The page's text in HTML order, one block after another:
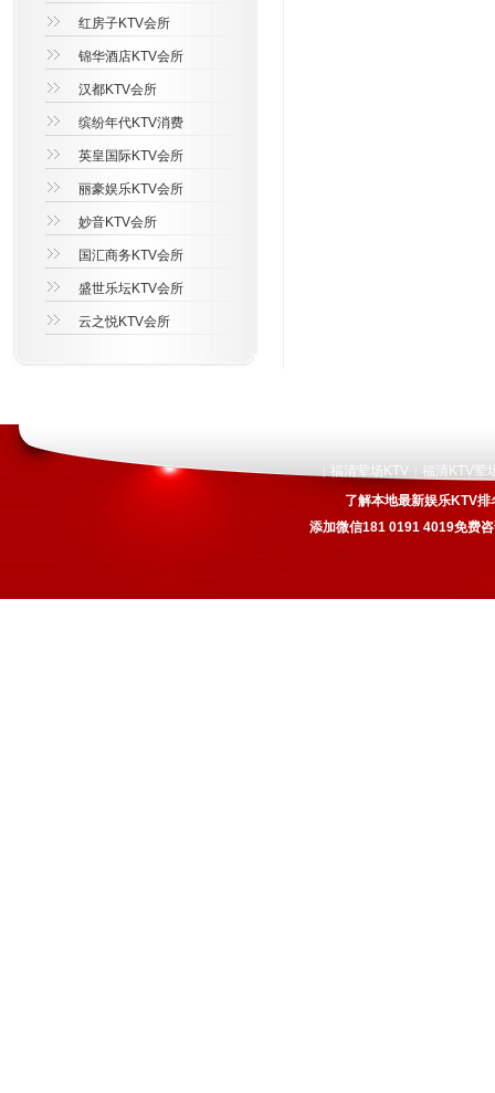
红房子KTV会所
锦华酒店KTV会所
汉都KTV会所
缤纷年代KTV消费
英皇国际KTV会所
丽豪娱乐KTV会所
妙音KTV会所
国汇商务KTV会所
盛世乐坛KTV会所
云之悦KTV会所
福清荤场KTV
福清KTV荤
了解本地最新娱乐KTV
添加微信181 0191 4019免费